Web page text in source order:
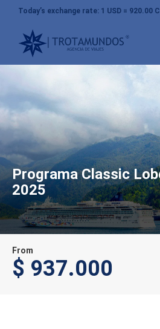
Today’s exchange rate: 1 USD = 920.00
Programa Classic
2025
From
$ 937.000